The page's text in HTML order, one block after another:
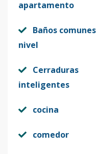
apartamento
Baños
nivel
Cerraduras
inteligentes
cocina
comedor